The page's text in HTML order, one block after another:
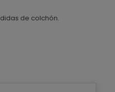
de colchón.